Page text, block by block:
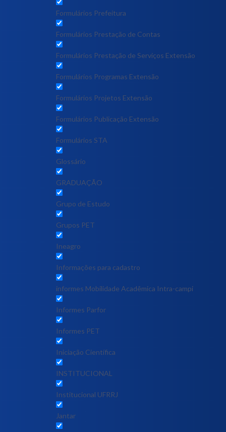
Formulários Prefeitura
Formulários Prestação de Contas
Formulários Prestação de Serviços Extensão
Formulários Programas Extensão
Formulários Projetos Extensão
Formulários Publicação Extensão
Formulários STA
Glossário
GRADUAÇÃO
Grupo de Estudo
Grupos PET
Ineagro
Informações para cadastro
informes Mobilidade Acadêmica Intra-campi
Informes Parfor
Informes PET
Iniciação Científica
INSTITUCIONAL
Institucional UFRRJ
Jantar